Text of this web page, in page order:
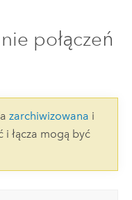
połączeń
zarchiwizowana i
i łącza mogą być